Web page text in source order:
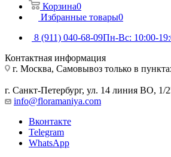
Корзина0
Избранные товары0
8 (911) 040-68-09Пн-Вс: 10:00-
Контактная информация
г. Москва, Самовывоз только в
г. Санкт-Петербург, ул. 14 линия ВО, 1/
info@floramaniya.com
Вконтакте
Telegram
WhatsApp